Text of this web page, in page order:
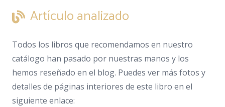
Artículo analizado
Todos los libros que recomendamos en nuestro
catálogo han pasado por nuestras manos y los
hemos reseñado en el blog. Puedes ver más fotos y
detalles de páginas interiores de este libro en el
siguiente enlace: